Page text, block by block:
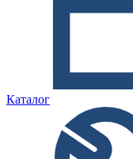
Каталог